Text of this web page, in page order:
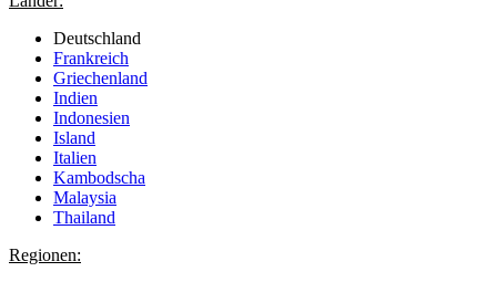
Deutschland
Frankreich
Griechenland
Indien
Indonesien
Island
Italien
Kambodscha
Malaysia
Thailand
Regionen: